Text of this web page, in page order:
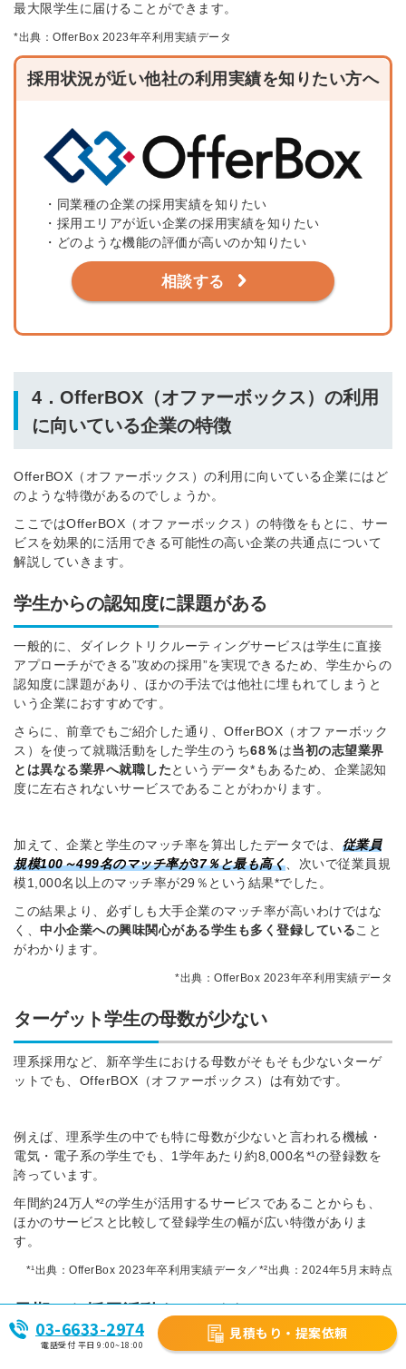
最大限学生に届けることができます。
*出典：OfferBox 2023年卒利用実績データ
採用状況が近い他社の利用実績を知りたい方へ
・同業種の企業の採用実績を知りたい
・採用エリアが近い企業の採用実績を知りたい
・どのような機能の評価が高いのか知りたい
相談する
4．OfferBOX（オファーボックス）の利用
に向いている企業の特徴
OfferBOX（オファーボックス）の利用に向いている企業にはど
のような特徴があるのでしょうか。
ここではOfferBOX（オファーボックス）の特徴をもとに、サー
ビスを効果的に活用できる可能性の高い企業の共通点について
解説していきます。
学生からの認知度に課題がある
一般的に、ダイレクトリクルーティングサービスは学生に直接
アプローチができる”攻めの採用”を実現できるため、学生からの
認知度に課題があり、ほかの手法では他社に埋もれてしまうと
いう企業におすすめです。
さらに、前章でもご紹介した通り、OfferBOX（オファーボック
ス）を使って就職活動をした学生のうち68％は当初の志望業界
とは異なる業界へ就職したというデータ*もあるため、企業認知
度に左右されないサービスであることがわかります。
加えて、企業と学生のマッチ率を算出したデータでは、 従業員
規模100～499名のマッチ率が37％と最も高く 、次いで従業員規
模1,000名以上のマッチ率が29％という結果*でした。
この結果より、必ずしも大手企業のマッチ率が高いわけではな
く、 中小企業への興味関心がある学生も多く登録していること
がわかります。
*出典：OfferBox 2023年卒利用実績データ
ターゲット学生の母数が少ない
理系採用など、新卒学生における母数がそもそも少ないターゲ
ットでも、OfferBOX（オファーボックス）は有効です。
例えば、理系学生の中でも特に母数が少ないと言われる機械・
電気・電子系の学生でも、1学年あたり約8,000名*¹の登録数を
誇っています。
年間約24万人*²の学生が活用するサービスであることからも、
ほかのサービスと比較して登録学生の幅が広い特徴がありま
す。
*¹出典：OfferBox 2023年卒利用実績データ／ *²出典：2024年5月末時点
早期から採用活動をはじめたい
OfferBOX（オファーボックス）は、3年次4月の採用広報解禁日
03-6633-2974
電話受付 平日 9:00~18:00
見積もり・提案依頼